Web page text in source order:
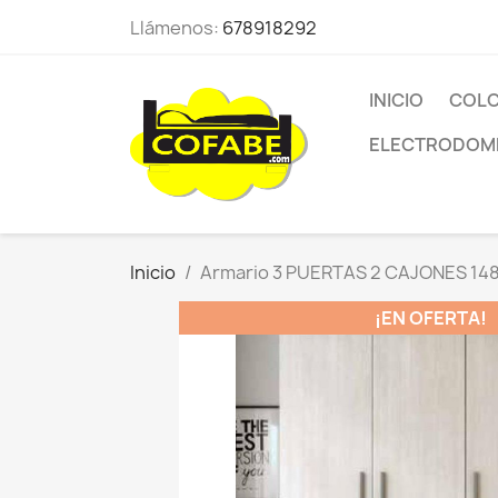
Llámenos: 678918292
INICIO
Inicio
Armario 3 PUERTAS 2 CAJONES
¡EN OFERTA!